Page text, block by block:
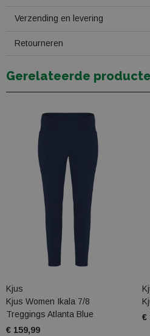
Verzending en levering
Retourneren
Gerelateerde
Kjus
Kjus Women Ikala 7/8
Treggings Atlanta Blue
€ 159,99
€